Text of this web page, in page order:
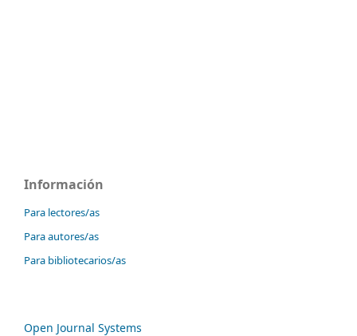
Información
Para lectores/as
Para autores/as
Para bibliotecarios/as
Open Journal Systems